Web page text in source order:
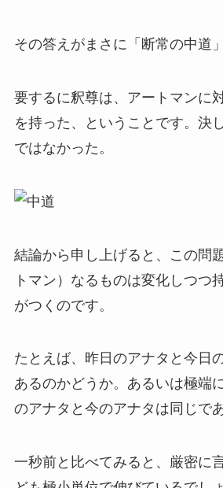
その答えがまさに「断常の中道
要するに釈尊は、アートマンに
を持った、ということです。決
ではなかった。
結論から申し上げると、この問
トマン）なるものは変化しつつ
がつくのです。
たとえば、昨日のアナタと今日
あるのかどうか。あるいは極端
のアナタと今のアナタは同じで
一秒前と比べてみると、厳密に